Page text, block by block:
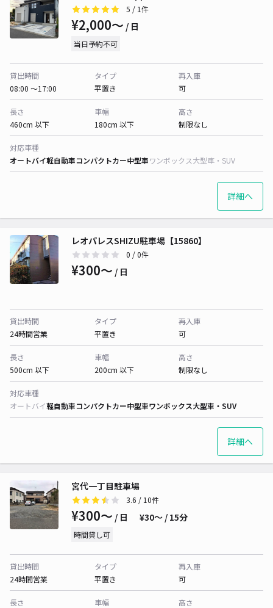
5 / 1件
¥2,000〜 / 日
当日予約不可
貸出時間
08:00 〜17:00
タイプ
平置き
再入庫
可
長さ
460cm 以下
車幅
180cm 以下
高さ
制限なし
対応車種
オートバイ軽自動車コンパクトカー中型車ワンボックス大型車・SUV
詳細へ
レオパレスSHIZU駐車場【15860】
0 / 0件
¥300〜 / 日
貸出時間
24時間営業
タイプ
平置き
再入庫
可
長さ
500cm 以下
車幅
200cm 以下
高さ
制限なし
対応車種
オートバイ軽自動車コンパクトカー中型車ワンボックス大型車・SUV
詳細へ
宮代一丁目駐車場
3.6 / 10件
¥300〜 / 日 ¥30〜 / 15分
時間貸し可
貸出時間
24時間営業
タイプ
平置き
再入庫
可
長さ
車幅
高さ